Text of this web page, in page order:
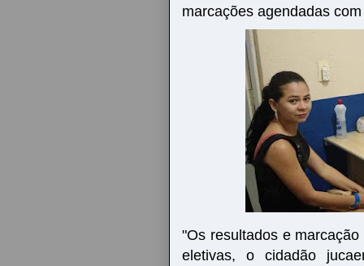
marcações agendadas
"Os resultados e
eletivas, o cidadão